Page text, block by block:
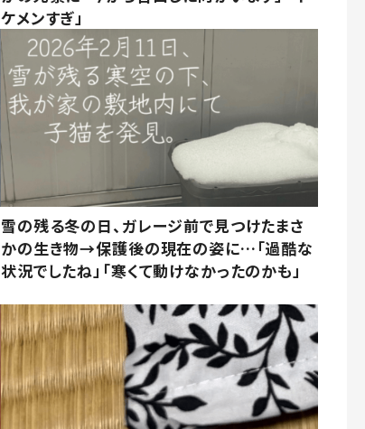
ケメンすぎ」
雪の残る冬の日、ガレージ前で見つけたまさ
かの生き物→保護後の現在の姿に…「過酷な
状況でしたね」「寒くて動けなかったのかも」